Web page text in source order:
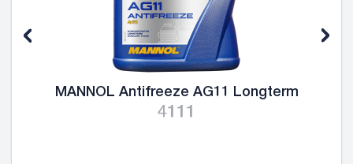
MANNOL Antifreeze AG11 Longterm
4111